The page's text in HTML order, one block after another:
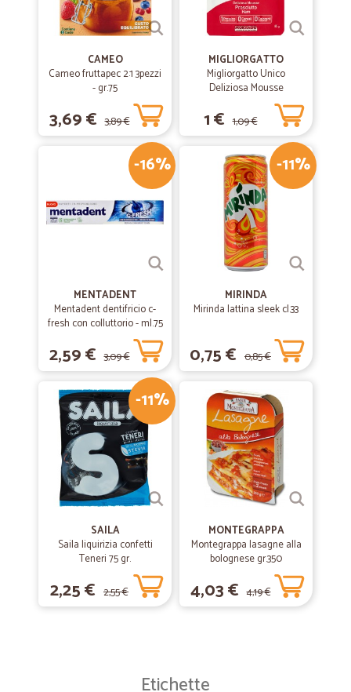
CAMEO
Cameo fruttapec 2:1 3pezzi
- gr.75
3,69 € 3,89 €
MIGLIORGATTO
Migliorgatto Unico
Deliziosa Mousse
Prosciutto 85 gr.
1 € 1,09 €
-16%
MENTADENT
Mentadent dentifricio c-
fresh con colluttorio - ml.75
2,59 € 3,09 €
-11%
MIRINDA
Mirinda lattina sleek cl.33
0,75 € 0,85 €
-11%
SAILA
Saila liquirizia confetti
Teneri 75 gr.
2,25 € 2,55 €
MONTEGRAPPA
Montegrappa lasagne alla
bolognese gr.350
4,03 € 4,19 €
Etichette